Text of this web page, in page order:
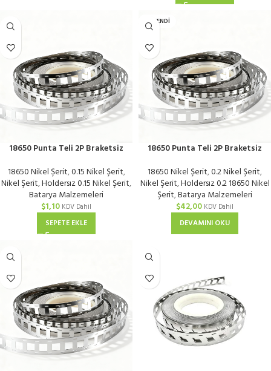
18650 Punta Teli 2P Braketsiz
18650 Nikel Şerit,0.15 Nikel Şerit,
Nikel Şerit,Holdersız 0.15 Nikel Şerit,
Batarya Malzemeleri
$1,10 KDV Dahil
SEPETE EKLE
TÜKENDI
18650 Punta Teli 2P Braketsiz
18650 Nikel Şerit,0.2 Nikel Şerit,
Nikel Şerit,Holdersız 0.2 18650 Nikel
Şerit,Batarya Malzemeleri
$42,00 KDV Dahil
DEVAMINI OKU